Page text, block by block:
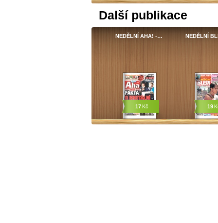
Další publikace
NEDĚLNÍ AHA! -…
17 Kč
NEDĚLNÍ
19